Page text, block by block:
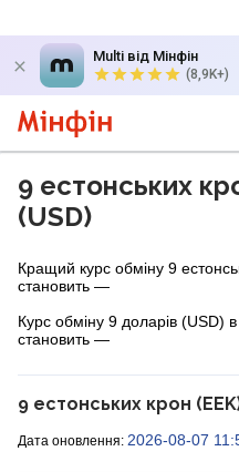
Multi від Мінфін
(8,9K+)
9 естонських
(USD)
Кращий курс обміну 9
становить —
Курс обміну 9 доларів (USD)
становить —
9 естонських крон
Дата оновлення: 2026-08-07